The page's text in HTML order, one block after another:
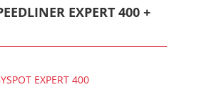
EXPERT 400 +
EXPERT 400